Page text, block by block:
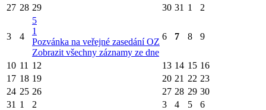
27 28 29 30 31 1 2
3 4
5
1
Pozvánka na veřejné zasedání OZ
Zobrazit všechny záznamy ze dne
6 7 8 9
10 11 12 13 14 15 16
17 18 19 20 21 22 23
24 25 26 27 28 29 30
31 1 2 3 4 5 6